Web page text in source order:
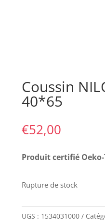
Coussin
40*65
€52,00
Produit certifié Oeko-
Rupture de stock
UGS : 1534031000